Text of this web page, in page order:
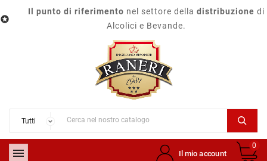

Il punto di riferimento nel settore della distribuzione di
Alcolici e Bevande.
 Il mio account
0